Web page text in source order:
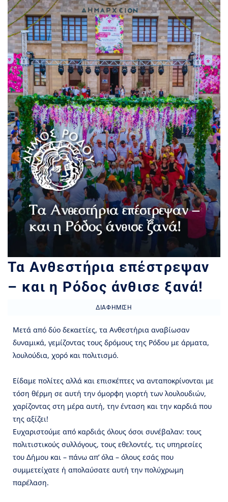
Τα Ανθεστήρια επέστρεψαν
– και η Ρόδος άνθισε ξανά!
ΔΙΑΦΉΜΙΣΗ
Μετά από δύο δεκαετίες, τα Ανθεστήρια αναβίωσαν
δυναμικά, γεμίζοντας τους δρόμους της Ρόδου με άρματα,
λουλούδια, χορό και πολιτισμό.
Είδαμε πολίτες αλλά και επισκέπτες να ανταποκρίνονται με
τόση θέρμη σε αυτή την όμορφη γιορτή των λουλουδιών,
χαρίζοντας στη μέρα αυτή, την ένταση και την καρδιά που
της αξίζει!
Ευχαριστούμε από καρδιάς όλους όσοι συνέβαλαν: τους
πολιτιστικούς συλλόγους, τους εθελοντές, τις υπηρεσίες
του Δήμου και – πάνω απ’ όλα – όλους εσάς που
συμμετείχατε ή απολαύσατε αυτή την πολύχρωμη
παρέλαση.